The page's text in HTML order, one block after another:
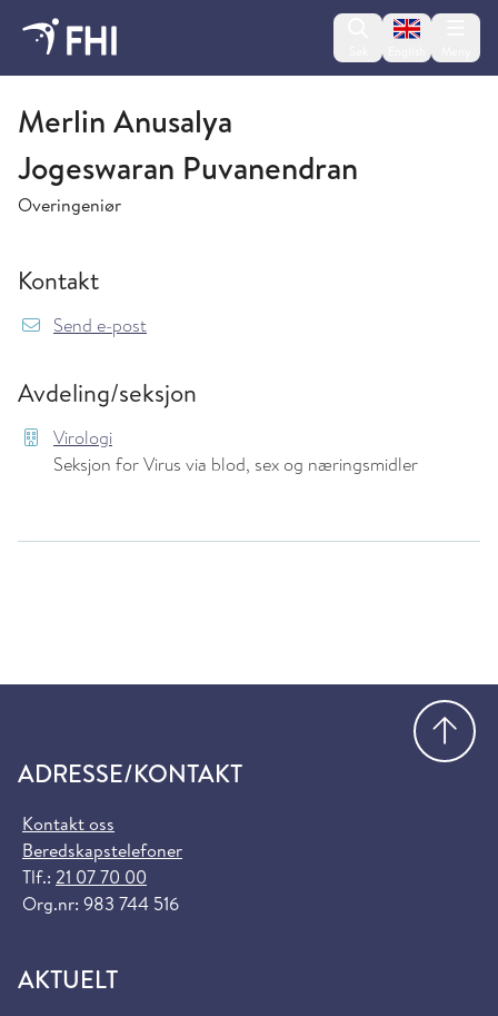
Change
Virologi
Merlin Anusalya
Jogeswaran Puvanendran
Overingeniør
Kontakt
Send e-post{model.translations.sendEmailTo}
Avdeling/seksjon
Virologi
Seksjon for Virus via blod, sex og næringsmidler
ADRESSE/KONTAKT
Kontakt oss
Beredskapstelefoner
Tlf.: 21 07 70 00
Org.nr: 983 744 516
AKTUELT